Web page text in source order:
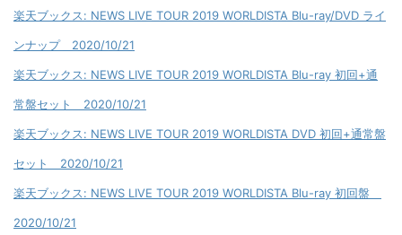
楽天ブックス: NEWS LIVE TOUR 2019 WORLDISTA Blu-ray/DVD ライ
ンナップ 2020/10/21
楽天ブックス: NEWS LIVE TOUR 2019 WORLDISTA Blu-ray 初回+通
常盤セット 2020/10/21
楽天ブックス: NEWS LIVE TOUR 2019 WORLDISTA DVD 初回+通常盤
セット 2020/10/21
楽天ブックス: NEWS LIVE TOUR 2019 WORLDISTA Blu-ray 初回盤
2020/10/21